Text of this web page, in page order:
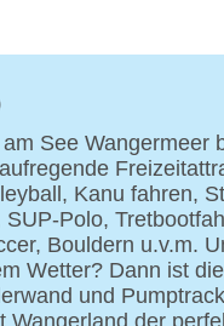
Tagungsequipment:
gegen Gebühr
8, Etagen: 2,
keine
See Wangermeer
Kanu fahren,
SUP-Polo,
Bouldern u.v.m.
Wetter? Dann ist die
und